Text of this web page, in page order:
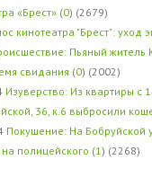
«Брест» (0) (2679)
кинотеатра "Брест": уход
Пьяный житель
свидания (0) (2002)
Изуверство: Из квартиры с
36, к.6 выбросили
Покушение: На Бобруйской
полицейского (1 ) (2268)